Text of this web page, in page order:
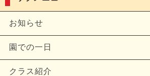
お知らせ
園での一日
クラス紹介